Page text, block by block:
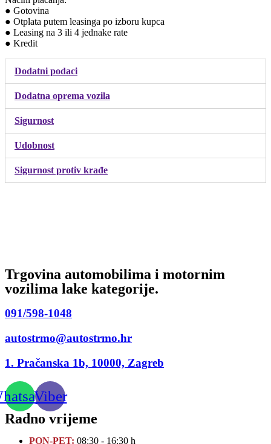
● Gotovina
● Otplata putem leasinga po izboru kupca
● Leasing na 3 ili 4 jednake rate
● Kredit
Dodatni podaci
Dodatna oprema vozila
Sigurnost
Udobnost
Sigurnost protiv krađe
Trgovina automobilima i motornim
vozilima lake kategorije.
091/598-1048
autostrmo@autostrmo.hr
1. Pračanska 1b, 10000, Zagreb
Viber
Radno vrijeme
PON-PET: 08:30 - 16:30 h